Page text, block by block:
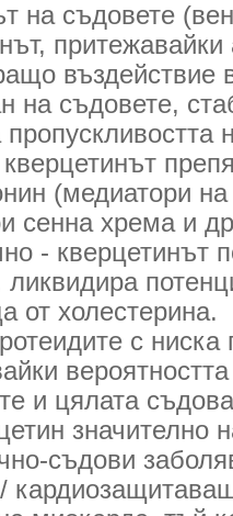
на съдовете
притежавайки
въздействие
на съдовете,
(медиатори
сенна хрема и
- кверцетинът
от холестерина.
с ниска
и цялата
значително
съдови
/